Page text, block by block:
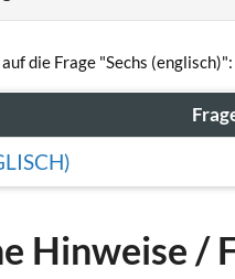
die Frage "Sechs (englisch)":
Hinweise /